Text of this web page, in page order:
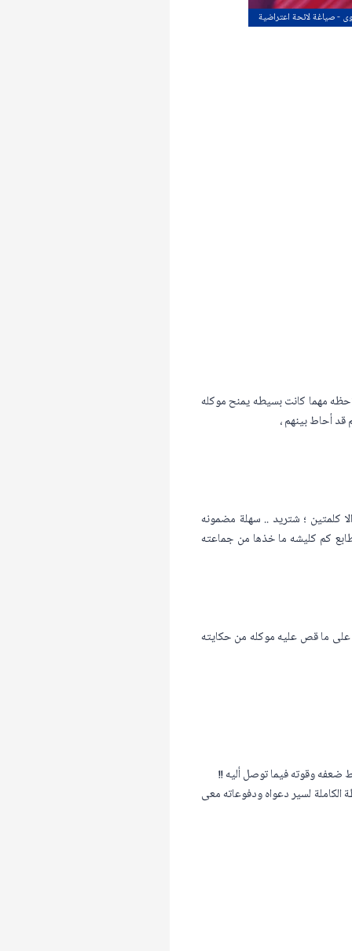
- صياغة لائحة اعتراضية
مهما كانت بسيطه يمنح موكله
أحاط بينهم ،
كلمتين ؛ شتريد .. سهلة مضمونه
كم كليشه ما خذها من جماعته
على ما قص عليه موكله من حكايته
وقوته فيما توصل أليه !!
لسير دعواه ودفوعاته معى